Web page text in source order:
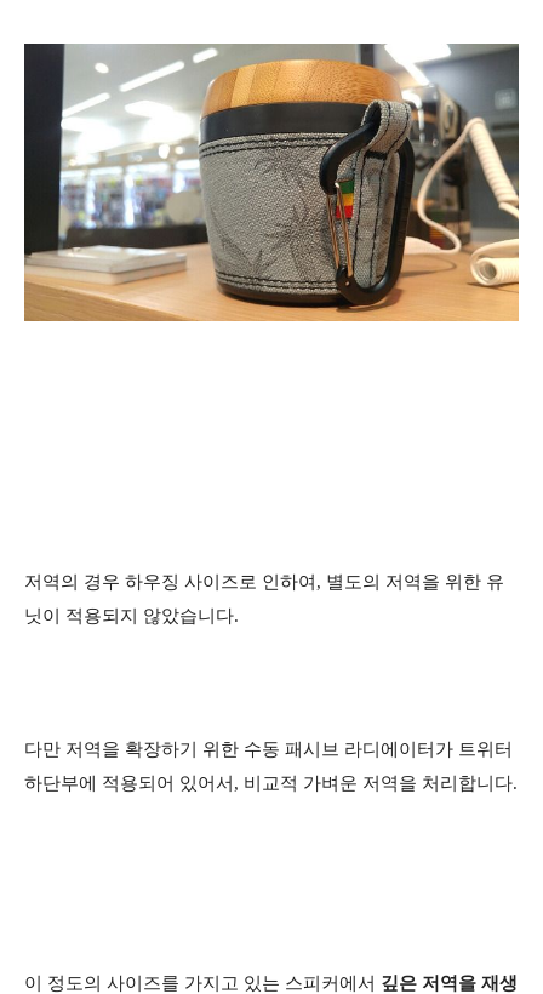
저역의 경우 하우징 사이즈로 인하여, 별도의 저역을 위한 유
닛이 적용되지 않았습니다.
다만 저역을 확장하기 위한 수동 패시브 라디에이터가 트위터
하단부에 적용되어 있어서, 비교적 가벼운 저역을 처리합니다.
이 정도의 사이즈를 가지고 있는 스피커에서 깊은 저역을 재생